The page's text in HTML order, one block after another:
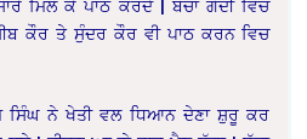
ਮਿਲ ਕੇ ਪਾਠ ਕਰਦੇ | ਬੱਚਾ ਗੋਦੀ ਵਿੱਚ
ਕੌਰ ਤੇ ਸੁੰਦਰ ਕੌਰ ਵੀ ਪਾਠ ਕਰਨ ਵਿਚ
ਸਿੰਘ ਨੇ ਖੇਤੀ ਵਲ ਧਿਆਨ ਦੇਣਾ ਸ਼ੁਰੂ ਕਰ